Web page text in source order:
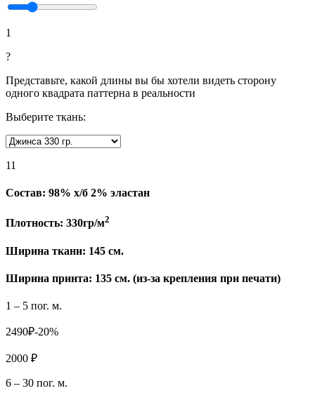
1
?
Представьте, какой длины вы бы хотели видеть сторону
одного квадрата паттерна в реальности
Выберите ткань:
11
Состав: 98% х/б 2% эластан
Плотность: 330гр/м2
Ширина ткани: 145 см.
Ширина принта: 135 см. (из-за крепления при печати)
1 – 5 пог. м.
2490₽-20%
2000 ₽
6 – 30 пог. м.